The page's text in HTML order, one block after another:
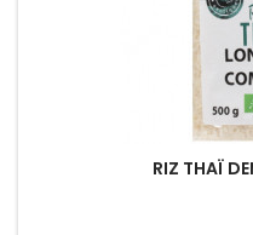
RIZ THAÏ